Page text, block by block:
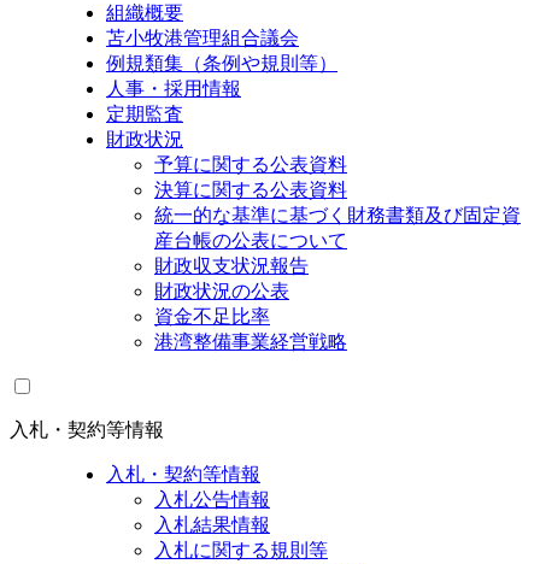
組織概要
苫小牧港管理組合議会
例規類集（条例や規則等）
人事・採用情報
定期監査
財政状況
予算に関する公表資料
決算に関する公表資料
統一的な基準に基づく財務書類及び固定資
産台帳の公表について
財政収支状況報告
財政状況の公表
資金不足比率
港湾整備事業経営戦略
入札・契約等情報
入札・契約等情報
入札公告情報
入札結果情報
入札に関する規則等